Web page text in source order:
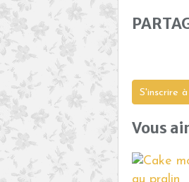
S'inscrire
Vous